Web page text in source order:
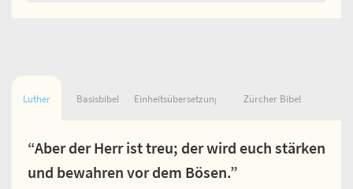
Luther Basisbibel Einheitsübersetzung Zürcher Bibel
“Aber der Herr ist treu; der wird euch stärken
und bewahren vor dem Bösen.”